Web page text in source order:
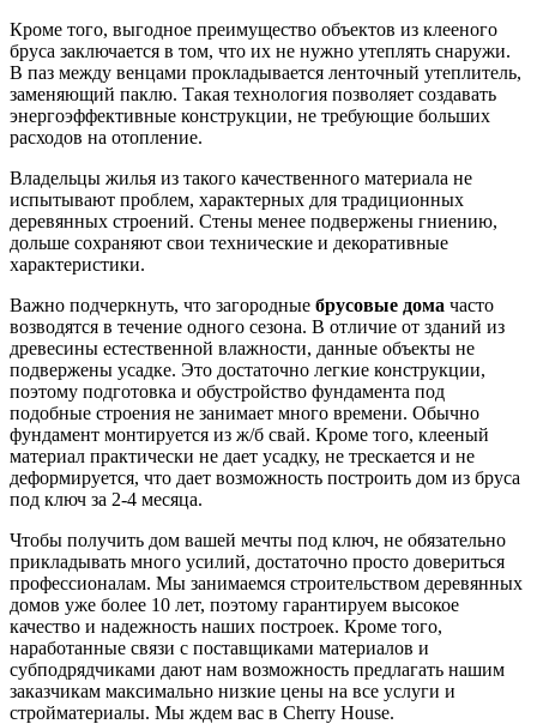
Кроме того, выгодное преимущество объектов из клееного
бруса заключается в том, что их не нужно утеплять снаружи.
В паз между венцами прокладывается ленточный утеплитель,
заменяющий паклю. Такая технология позволяет создавать
энергоэффективные конструкции, не требующие больших
расходов на отопление.
Владельцы жилья из такого качественного материала не
испытывают проблем, характерных для традиционных
деревянных строений. Стены менее подвержены гниению,
дольше сохраняют свои технические и декоративные
характеристики.
Важно подчеркнуть, что загородные брусовые дома часто
возводятся в течение одного сезона. В отличие от зданий из
древесины естественной влажности, данные объекты не
подвержены усадке. Это достаточно легкие конструкции,
поэтому подготовка и обустройство фундамента под
подобные строения не занимает много времени. Обычно
фундамент монтируется из ж/б свай. Кроме того, клееный
материал практически не дает усадку, не трескается и не
деформируется, что дает возможность построить дом из бруса
под ключ за 2-4 месяца.
Чтобы получить дом вашей мечты под ключ, не обязательно
прикладывать много усилий, достаточно просто довериться
профессионалам. Мы занимаемся строительством деревянных
домов уже более 10 лет, поэтому гарантируем высокое
качество и надежность наших построек. Кроме того,
наработанные связи с поставщиками материалов и
субподрядчиками дают нам возможность предлагать нашим
заказчикам максимально низкие цены на все услуги и
стройматериалы. Мы ждем вас в Cherry House.